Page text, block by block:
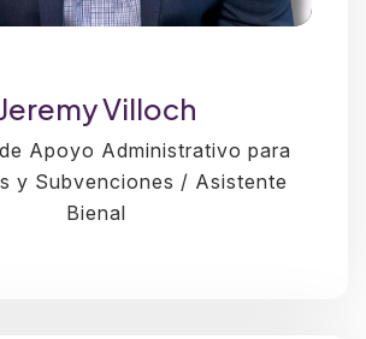
Jeremy Villoch
Apoyo Administrativo para
y Subvenciones / Asistente
Bienal